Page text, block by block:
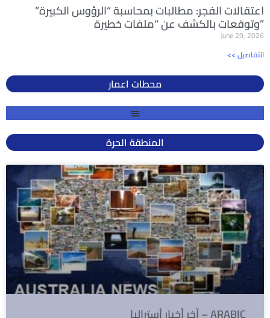
اعتقالات الفجر: مطالبات بمحاسبة “الرؤوس الكبيرة”
وتوقعات بالكشف عن “ملفات خطيرة”
June 29, 2026
<< التفاصيل
محطات اعمار
المنطقة الحرة
آخر أخبار أستراليا – ARABIC